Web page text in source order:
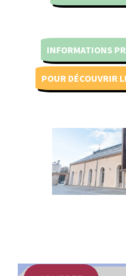
INFORMATIONS
POUR DÉCOUVRIR